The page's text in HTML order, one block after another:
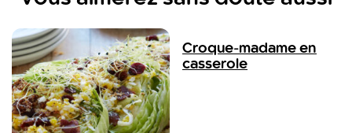
Croque-madame en
casserole